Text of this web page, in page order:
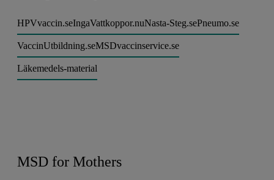
HPVvaccin.seIngaVattkoppor.nuNasta-Steg.sePneumo.se
VaccinUtbildning.seMSDvaccinservice.se
Läkemedels-material
MSD for Mothers